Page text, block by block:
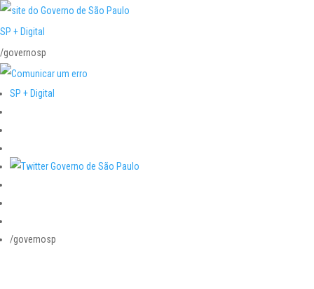
SP + Digital
/governosp
SP + Digital
/governosp